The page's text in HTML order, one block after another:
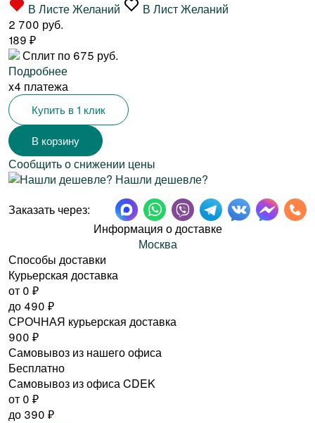
В Листе Желаний
В Лист Желаний
2 700 руб.
189 ₽
Сплит по 675 руб.
Подробнее
x4 платежа
Купить в 1 клик
Сообщить о снижении цены
Нашли дешевле?
Заказать через:
Информация о доставке
Москва
Способы доставки
Курьерская доставка
от 0 ₽
до 490 ₽
СРОЧНАЯ курьерская доставка
900 ₽
Самовывоз из нашего офиса
Бесплатно
Самовывоз из офиса CDEK
от 0 ₽
до 390 ₽